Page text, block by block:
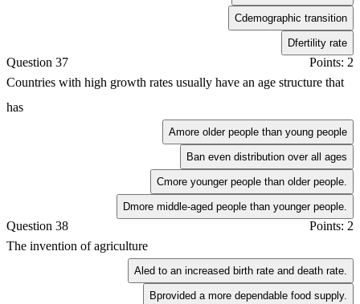
Cdemographic transition
Dfertility rate
Question 37
Points: 2
Countries with high growth rates usually have an age structure that
has
Amore older people than young people
Ban even distribution over all ages
Cmore younger people than older people.
Dmore middle-aged people than younger people.
Question 38
Points: 2
The invention of agriculture
Aled to an increased birth rate and death rate.
Bprovided a more dependable food supply.